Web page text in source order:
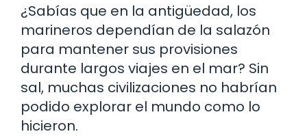
¿Sabías que en la antigüedad, los
marineros dependían de la salazón
para mantener sus provisiones
durante largos viajes en el mar? Sin
sal, muchas civilizaciones no habrían
podido explorar el mundo como lo
hicieron.